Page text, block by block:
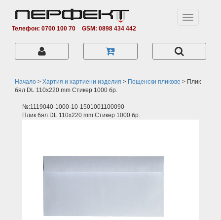
Телефон: 0700 100 70 GSM: 0898 434 442
Toggle
Начало > Хартия и хартиени изделия > Пощенски пликове > Плик
бял DL 110x220 mm Стикер 1000 бр.
№:1119040-1000-10-1501001100090
Плик бял DL 110x220 mm Стикер 1000 бр.